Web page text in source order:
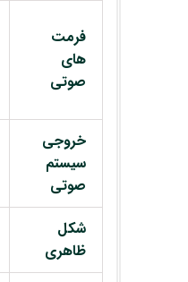
فرمت
های
صوتی
خروجی
سیستم
صوتی
شکل
ظاهری